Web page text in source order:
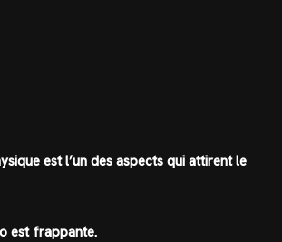
est l’un des aspects qui attirent le
est frappante.